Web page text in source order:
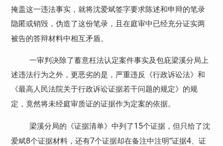
掩盖这一违法事实，就将沈爱斌签字要求陈述和申辩的笔录
隐匿或销毁，伪造了这份笔录，且在庭审中已经充分证实两
被告的答辩材料中相互矛盾。
一审判决除了蓄意枉法认定案件事实及包庇梁溪分局上
述违法行为之外，更恶劣的是，严重违反《行政诉讼法》和
《最高人民法院关于行政诉讼证据若干问题的规定》的规
定，竟然将未经庭审质证的证据作为定案的依据。
梁溪分局的《证据清单》中列了15个证据，但只给了沈
爱斌8个证据材料，还有7个证据却在备注中注明“证据4、证